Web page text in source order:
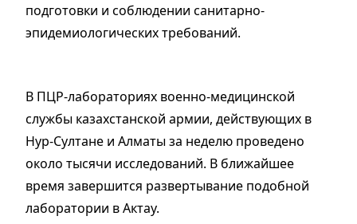
подготовки и соблюдении санитарно-
эпидемиологических требований.
В ПЦР-лабораториях военно-медицинской
службы казахстанской армии, действующих в
Нур-Султане и Алматы за неделю проведено
около тысячи исследований. В ближайшее
время завершится развертывание подобной
лаборатории в Актау.